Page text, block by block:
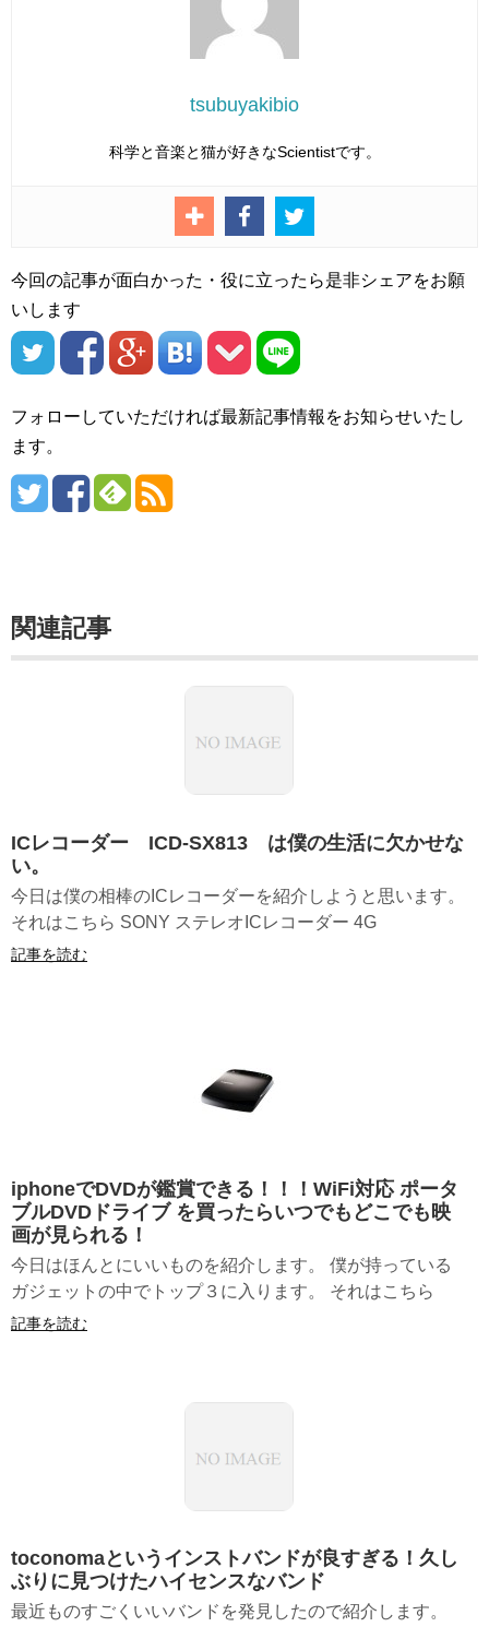
tsubuyakibio
科学と音楽と猫が好きなScientistです。
今回の記事が面白かった・役に立ったら是非シェアをお願
いします
フォローしていただければ最新記事情報をお知らせいたし
ます。
関連記事
ICレコーダー ICD-SX813 は僕の生活に欠かせな
い。
今日は僕の相棒のICレコーダーを紹介しようと思います。
それはこちら SONY ステレオICレコーダー 4G
記事を読む
iphoneでDVDが鑑賞できる！！！WiFi対応 ポータ
ブルDVDドライブ を買ったらいつでもどこでも映
画が見られる！
今日はほんとにいいものを紹介します。 僕が持っている
ガジェットの中でトップ３に入ります。 それはこちら
記事を読む
toconomaというインストバンドが良すぎる！久し
ぶりに見つけたハイセンスなバンド
最近ものすごくいいバンドを発見したので紹介します。